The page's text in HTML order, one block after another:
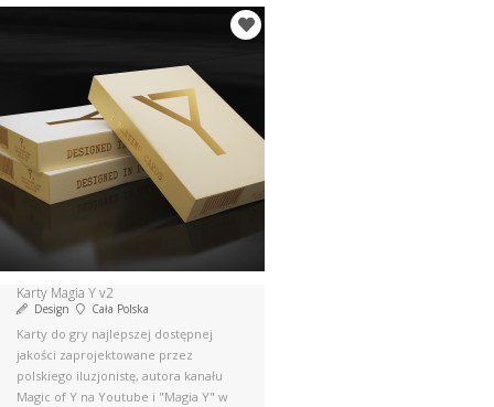
Karty Magia Y v2
Design Cała Polska
Karty do gry najlepszej dostępnej
jakości zaprojektowane przez
polskiego iluzjonistę, autora kanału
Magic of Y na Youtube i "Magia Y" w